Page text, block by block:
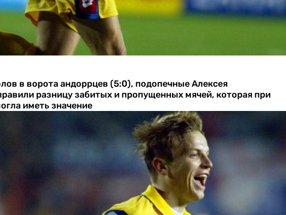
в ворота андоррцев (5:0), подопечные Алексея
разницу забитых и пропущенных мячей, которая при
иметь значение